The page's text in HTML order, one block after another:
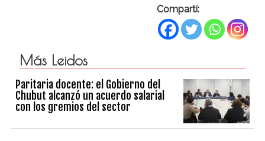
Compartí:
Más Leidos
Paritaria docente: el Gobierno del
Chubut alcanzó un acuerdo salarial
con los gremios del sector